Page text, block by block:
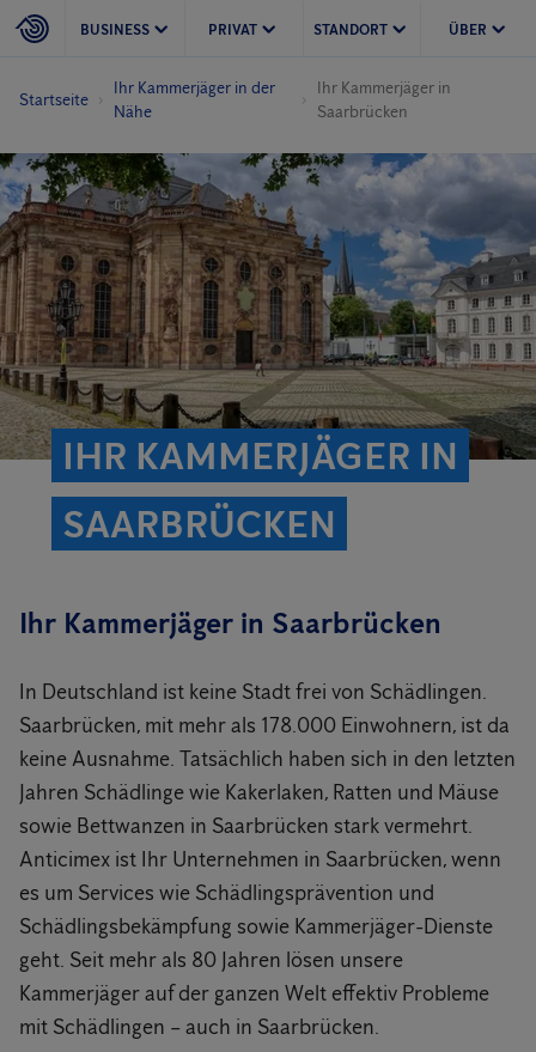
BUSINESS PRIVAT STANDORT ÜBER
Startseite
Ihr Kammerjäger in der
Nähe
Ihr Kammerjäger in
Saarbrücken
IHR KAMMERJÄGER IN
SAARBRÜCKEN
Ihr Kammerjäger in Saarbrücken
In Deutschland ist keine Stadt frei von Schädlingen.
Saarbrücken, mit mehr als 178.000 Einwohnern, ist da
keine Ausnahme. Tatsächlich haben sich in den letzten
Jahren Schädlinge wie Kakerlaken, Ratten und Mäuse
sowie Bettwanzen in Saarbrücken stark vermehrt.
Anticimex ist Ihr Unternehmen in Saarbrücken, wenn
es um Services wie Schädlingsprävention und
Schädlingsbekämpfung sowie Kammerjäger-Dienste
geht. Seit mehr als 80 Jahren lösen unsere
Kammerjäger auf der ganzen Welt effektiv Probleme
mit Schädlingen – auch in Saarbrücken.